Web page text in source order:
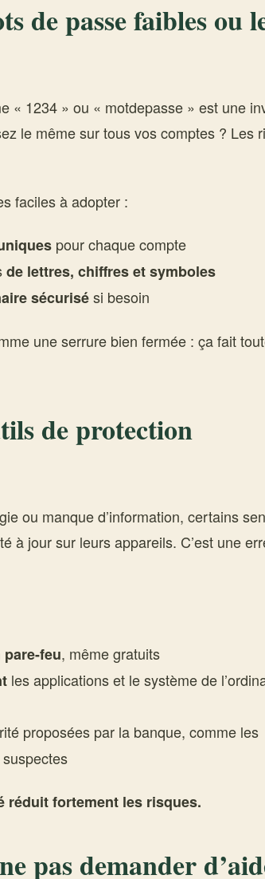
de passe faibles ou
« 1234 » ou « motdepasse » est une
le même sur tous vos comptes ? Les
faciles à adopter :
pour chaque compte
de lettres, chiffres et symboles
sécurisési besoin
une serrure bien fermée : ça fait
de protection
ou manque d’information, certains
à jour sur leurs appareils. C’est une
feu, même gratuits
les applications et le système de
proposées par la banque, comme les
réduit fortement les risques.
pas demander